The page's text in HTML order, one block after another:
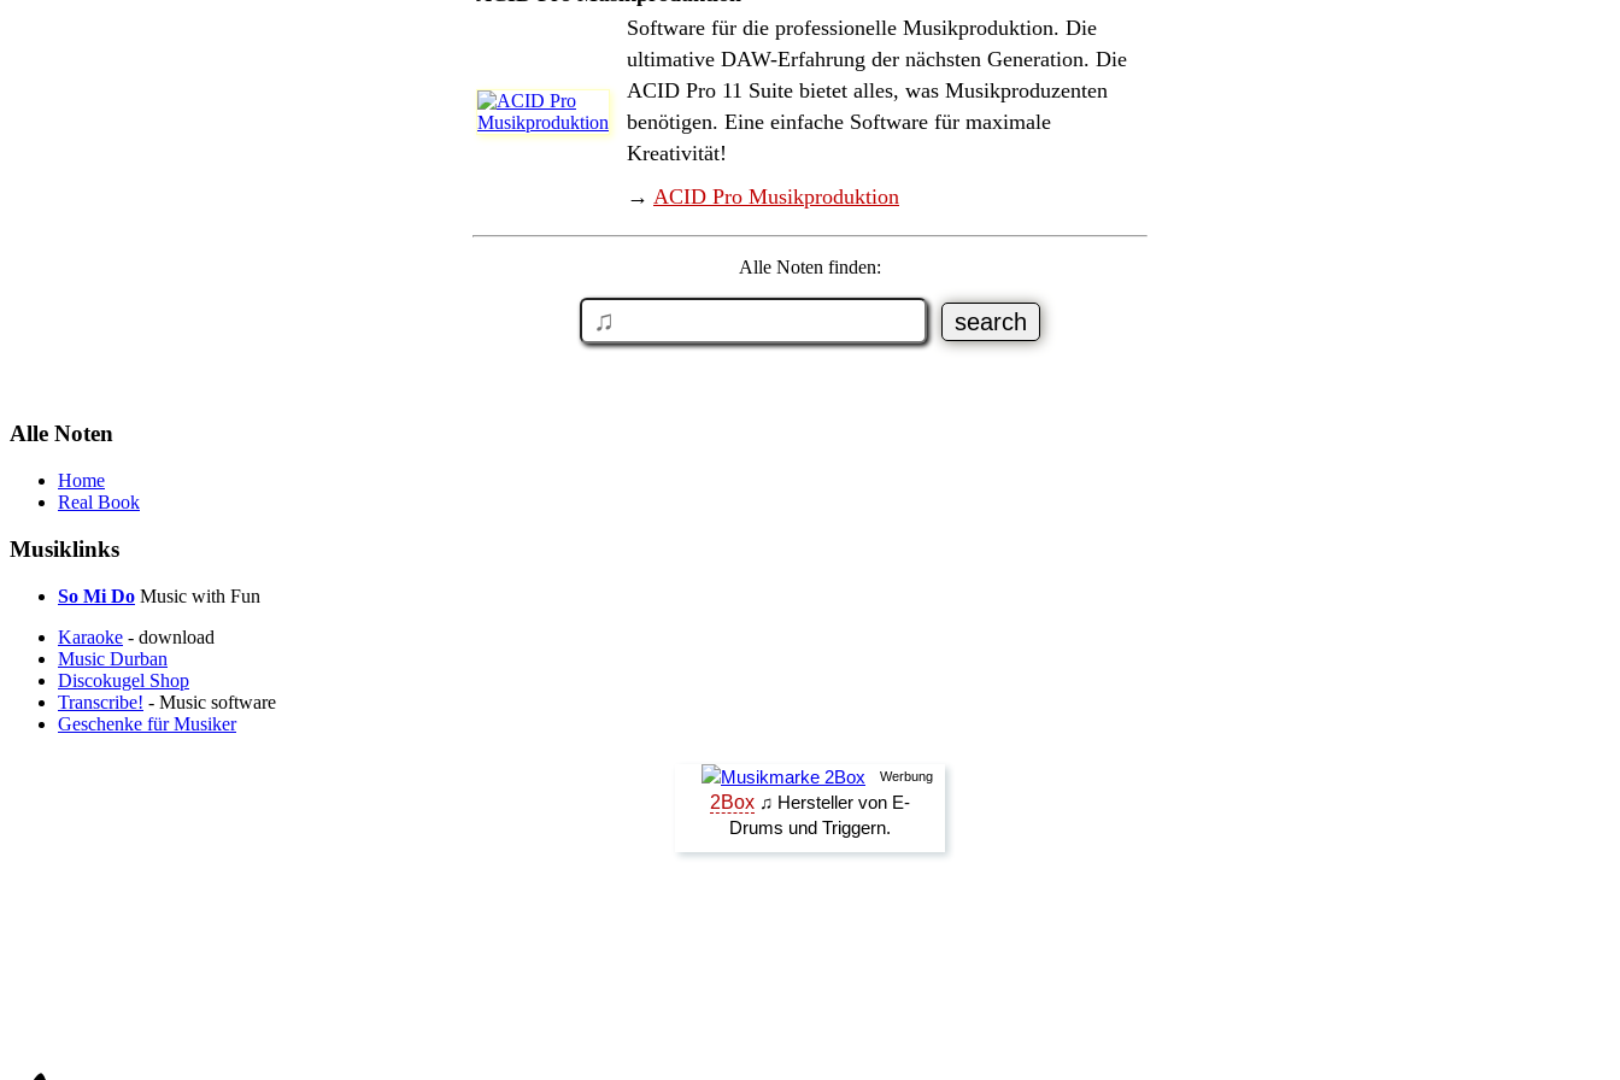
Software für die professionelle Musikproduktion. Die
ultimative DAW-Erfahrung der nächsten Generation. Die
ACID Pro 11 Suite bietet alles, was Musikproduzenten
benötigen. Eine einfache Software für maximale
Kreativität!
→ ACID Pro Musikproduktion
Alle Noten finden:
Alle Noten
Home
Real Book
Musiklinks
So Mi Do Music with Fun
Karaoke - download
Music Durban
Discokugel Shop
Transcribe! - Music software
Geschenke für Musiker